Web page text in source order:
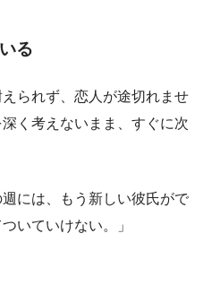
る
られず、恋人が途切れませ
く考えないまま、すぐに次
には、もう新しい彼氏がで
いていけない。」